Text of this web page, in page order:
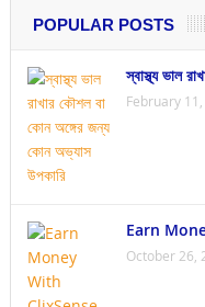
POPULAR POSTS
স্বাস্থ্য ভাল
February
Earn
October 26,